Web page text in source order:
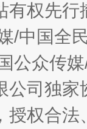
从幼
有权先
/中国全
公众传
公司独
授权合